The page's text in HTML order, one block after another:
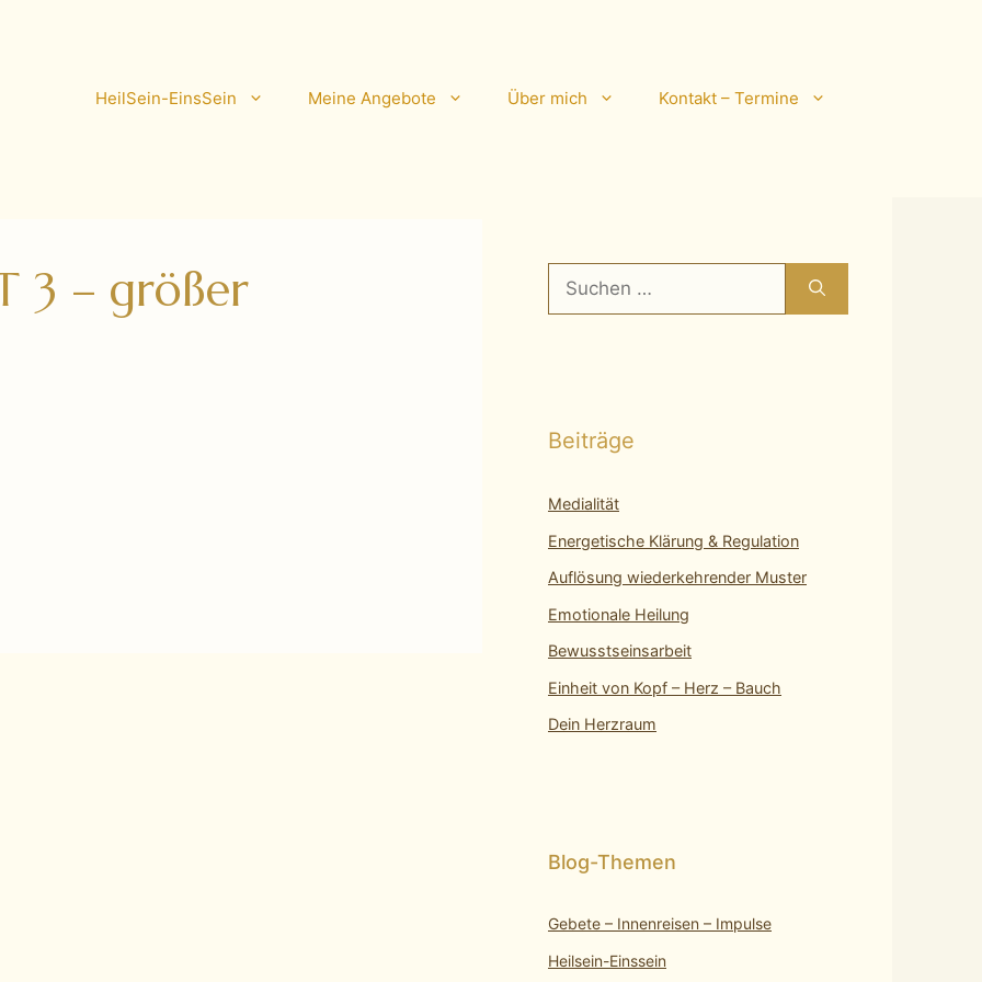
HeilSein-EinsSein Meine Angebote Über mich Kontakt – Termine
3 – größer
Suchen
nach:
Beiträge
Medialität
Energetische Klärung & Regulation
Auflösung wiederkehrender Muster
Emotionale Heilung
Bewusstseinsarbeit
Einheit von Kopf – Herz – Bauch
Dein Herzraum
Gebete – Innenreisen – Impulse
Heilsein-Einssein